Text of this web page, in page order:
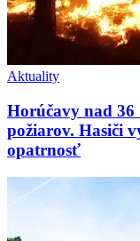
Aktuality
Horúčavy nad 36
požiarov. Hasiči
opatrnosť